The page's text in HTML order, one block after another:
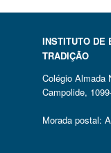
INSTITUTO DE
TRADIÇÃO
Colégio Almada
Campolide,
Morada postal: